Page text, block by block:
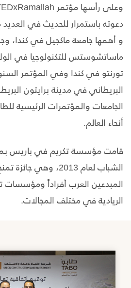
دعوته باستمرار للحديث في العديد
و أهمها جامعة ماكجيل في كندا،
ماساتشوستس للتكنولوجيا في
تورنتو في كندا وفي المؤتمر
البريطاني في مدينة برايتون
الجامعات والمؤتمرات الرئيسية
أنحاء العالم.
قامت مؤسسة تكريم في باريس
الشباب لعام 2013،
المبدعين العرب أفراداً ومؤسسات
الريادية في مختلف المجالات.